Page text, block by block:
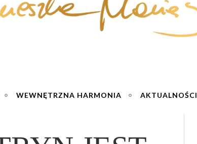
WEWNĘTRZNA HARMONIA AKTUALNOŚCI